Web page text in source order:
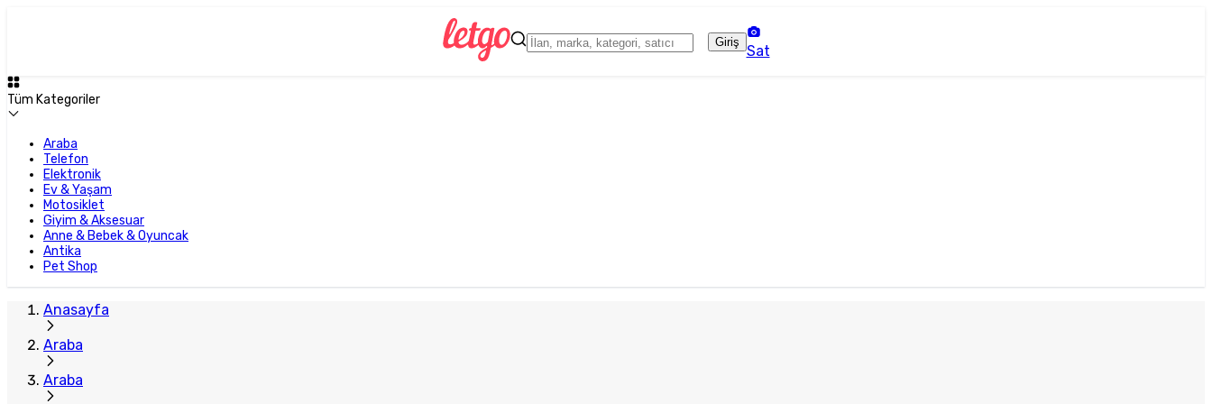
Giriş
Sat
Tüm Kategoriler
Araba
Telefon
Elektronik
Ev & Yaşam
Motosiklet
Giyim & Aksesuar
Anne & Bebek & Oyuncak
Antika
Pet Shop
Anasayfa
Araba
Araba